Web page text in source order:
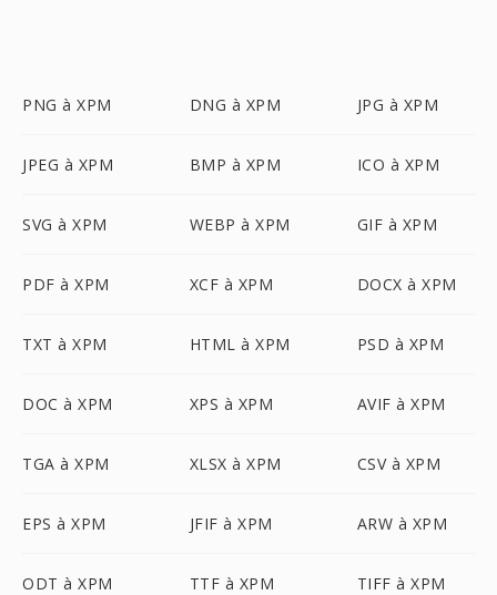
PNG à XPM DNG à XPM JPG à XPM
JPEG à XPM BMP à XPM ICO à XPM
SVG à XPM WEBP à XPM GIF à XPM
PDF à XPM XCF à XPM DOCX à XPM
TXT à XPM HTML à XPM PSD à XPM
DOC à XPM XPS à XPM AVIF à XPM
TGA à XPM XLSX à XPM CSV à XPM
EPS à XPM JFIF à XPM ARW à XPM
ODT à XPM TTF à XPM TIFF à XPM